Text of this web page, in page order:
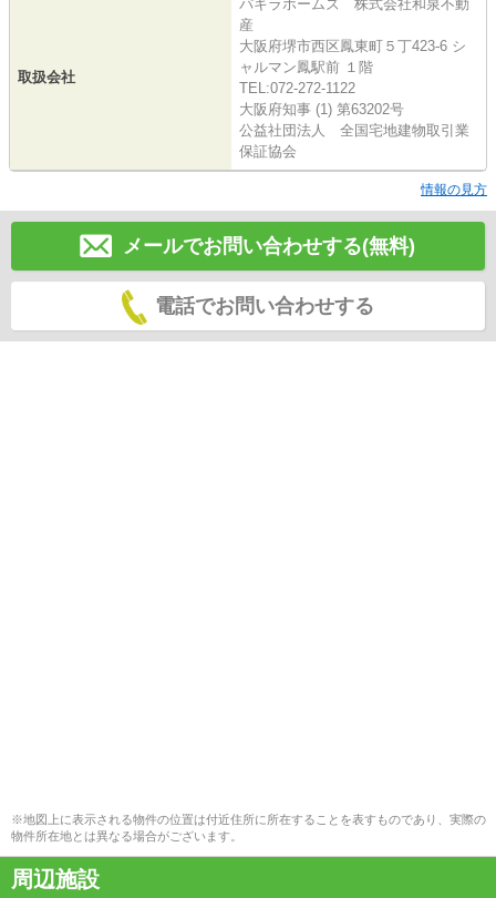
取扱会社
パキラホームズ 株式会社和泉不動
産
大阪府堺市西区鳳東町５丁423-6 シ
ャルマン鳳駅前 １階
TEL:072-272-1122
大阪府知事 (1) 第63202号
公益社団法人 全国宅地建物取引業
保証協会
情報の見方
メールでお問い合わせする(無料)
電話でお問い合わせする
※地図上に表示される物件の位置は付近住所に所在することを表すものであり、実際の
物件所在地とは異なる場合がございます。
周辺施設